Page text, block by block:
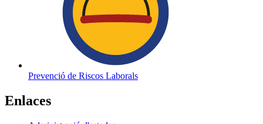
Prevenció de Riscos Laborals
Enlaces